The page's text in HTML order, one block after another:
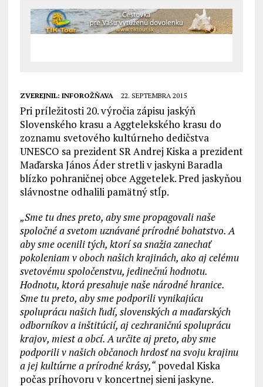
ZVEREJNIL: INFOROŽŇAVA 22. SEPTEMBRA 2015
Pri príležitosti 20. výročia zápisu jaskýň
Slovenského krasu a Aggtelekského krasu do
zoznamu svetového kultúrneho dedičstva
UNESCO sa prezident SR Andrej Kiska a prezident
Maďarska János Áder stretli v jaskyni Baradla
blízko pohraničnej obce Aggetelek. Pred jaskyňou
slávnostne odhalili pamätný stĺp.
„Sme tu dnes preto, aby sme propagovali naše
spoločné a svetom uznávané prírodné bohatstvo. A
aby sme ocenili tých, ktorí sa snažia zanechať
pokoleniam v oboch našich krajinách, ako aj celému
svetovému spoločenstvu, jedinečnú hodnotu.
Hodnotu, ktorá presahuje naše národné hranice.
Sme tu preto, aby sme podporili vynikajúcu
spoluprácu našich ľudí, slovenských a maďarských
odborníkov a inštitúcií, aj cezhraničnú spoluprácu
krajov, miest a obcí. A určite aj preto, aby sme
podporili v našich občanoch hrdosť na svoju krajinu
a jej kultúrne a prírodné krásy,“povedal Kiska
počas príhovoru v koncertnej sieni jaskyne.